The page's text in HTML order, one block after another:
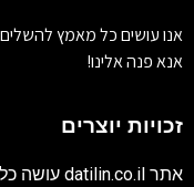
אנו עושים כל מאמץ
אנא פנה אלינו!
זכויות יוצרים
אתר datilin.co.il עושה